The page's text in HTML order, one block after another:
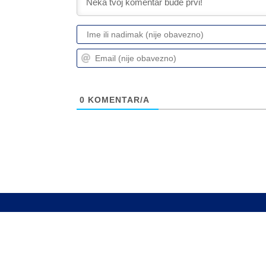
0 KOMENTAR/A